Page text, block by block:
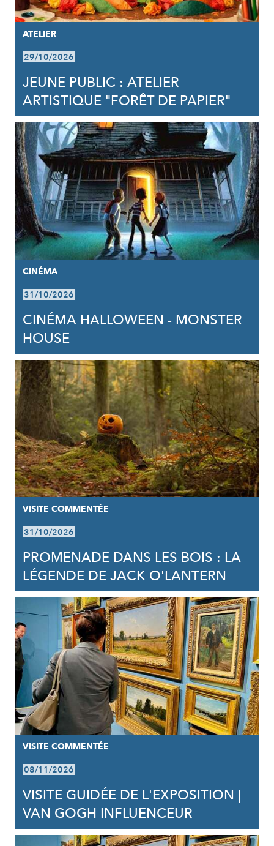
ATELIER
29/10/2026
JEUNE PUBLIC : ATELIER
ARTISTIQUE "FORÊT DE PAPIER"
CINÉMA
31/10/2026
CINÉMA HALLOWEEN - MONSTER
HOUSE
VISITE COMMENTÉE
31/10/2026
PROMENADE DANS LES BOIS : LA
LÉGENDE DE JACK O'LANTERN
VISITE COMMENTÉE
08/11/2026
VISITE GUIDÉE DE L'EXPOSITION |
VAN GOGH INFLUENCEUR